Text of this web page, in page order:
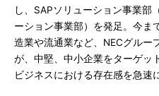
し、SAPソリューション事業部
ーション事業部）を発足。今ま
造業や流通業など、NECグルー
が、中堅、中小企業をターゲッ
ビジネスにおける存在感を急速